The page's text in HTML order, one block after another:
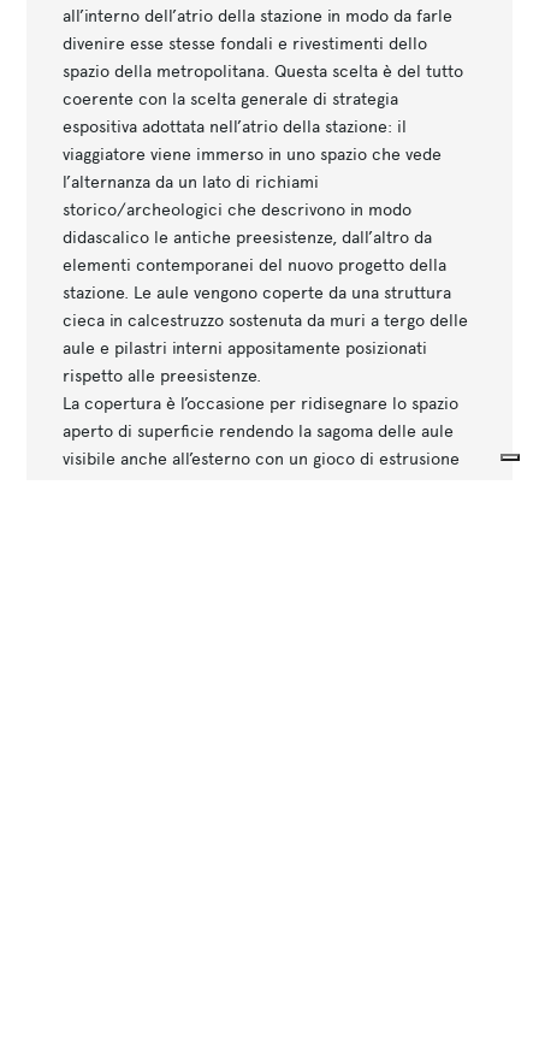
all’interno dell’atrio della stazione in modo da farle
divenire esse stesse fondali e rivestimenti dello
spazio della metropolitana. Questa scelta è del tutto
coerente con la scelta generale di strategia
espositiva adottata nell’atrio della stazione: il
viaggiatore viene immerso in uno spazio che vede
l’alternanza da un lato di richiami
storico/archeologici che descrivono in modo
didascalico le antiche preesistenze, dall’altro da
elementi contemporanei del nuovo progetto della
stazione. Le aule vengono coperte da una struttura
cieca in calcestruzzo sostenuta da muri a tergo delle
aule e pilastri interni appositamente posizionati
rispetto alle preesistenze.
La copertura è l’occasione per ridisegnare lo spazio
aperto di superficie rendendo la sagoma delle aule
visibile anche all’esterno con un gioco di estrusione